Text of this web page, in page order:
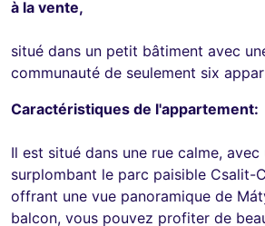
à la vente,
situé dans un petit bâtiment avec
communauté de seulement six
Caractéristiques de l'appartement:
Il est situé dans une rue calme,
surplombant le parc paisible Csalit-
offrant une vue panoramique de
balcon, vous pouvez profiter de